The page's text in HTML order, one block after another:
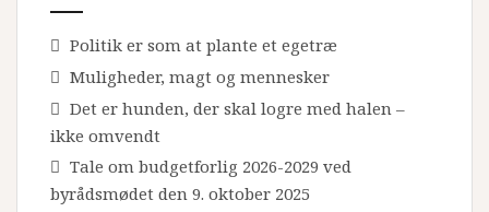
Politik er som at plante et egetræ
Muligheder, magt og mennesker
Det er hunden, der skal logre med halen –
ikke omvendt
Tale om budgetforlig 2026-2029 ved
byrådsmødet den 9. oktober 2025